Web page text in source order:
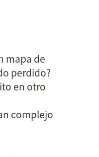
mapa de
perdido?
en otro
complejo